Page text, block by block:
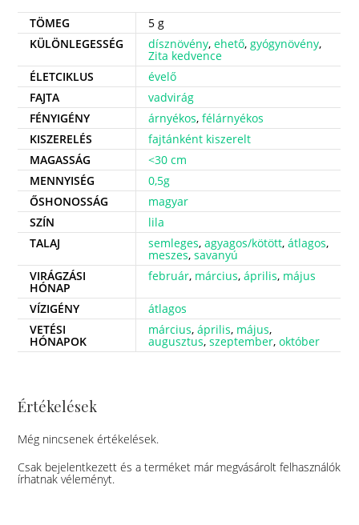
TÖMEG
5 g
KÜLÖNLEGESSÉG
dísznövény,ehető,gyógynövény,
Zita kedvence
ÉLETCIKLUS
évelő
FAJTA
vadvirág
FÉNYIGÉNY
árnyékos,félárnyékos
KISZERELÉS
fajtánként kiszerelt
MAGASSÁG
<30 cm
MENNYISÉG
0,5g
ŐSHONOSSÁG
magyar
SZÍN
lila
TALAJ
semleges,agyagos/kötött,átlagos,
meszes,savanyú
VIRÁGZÁSI
HÓNAP
február, március,április, május
VÍZIGÉNY
átlagos
VETÉSI
HÓNAPOK
március,április, május,
augusztus,szeptember,október
Értékelések
Még nincsenek értékelések.
Csak bejelentkezett és a terméket már megvásárolt felhasználók
írhatnak véleményt.